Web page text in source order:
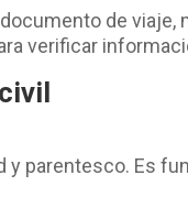
de
verificar
y parentesco. Es